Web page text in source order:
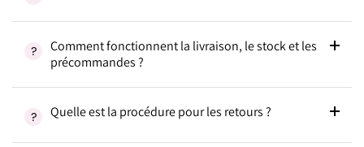
Comment fonctionnent la livraison, le stock et les
précommandes ?
Quelle est la procédure pour les retours ?